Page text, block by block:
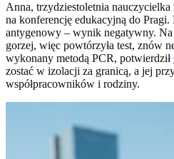
Anna, trzydziestoletnia
na konferencję edukacyjną do Pragi.
antygenowy – wynik negatywny. Na
gorzej, więc powtórzyła test, znów
wykonany metodą PCR, potwierdził
zostać w izolacji za granicą, a jej
współpracowników i rodziny.